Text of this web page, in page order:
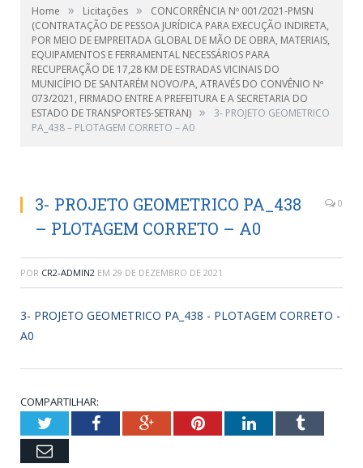
Home » Licitações »
CONCORRÊNCIA Nº 001/2021-PMSN
(CONTRATAÇÃO DE PESSOA JURÍDICA PARA EXECUÇÃO INDIRETA,
POR MEIO DE EMPREITADA GLOBAL DE MÃO DE OBRA, MATERIAIS,
EQUIPAMENTOS E FERRAMENTAL NECESSÁRIOS PARA
RECUPERAÇÃO DE 17,28 KM DE ESTRADAS VICINAIS DO
MUNICÍPIO DE SANTARÉM NOVO/PA, ATRAVÉS DO CONVÊNIO Nº
073/2021, FIRMADO ENTRE A PREFEITURA E A SECRETARIA DO
ESTADO DE TRANSPORTES-SETRAN) »
3- PROJETO GEOMETRICO
PA_438 – PLOTAGEM CORRETO – A0
3- PROJETO GEOMETRICO PA_438
– PLOTAGEM CORRETO – A0
0
POR CR2-ADMIN2 EM 29 DE DEZEMBRO DE 2021
3- PROJETO GEOMETRICO PA_438 - PLOTAGEM CORRETO -
A0
COMPARTILHAR:
TwitterFacebookGoogle+PinterestLinkedInTumblr
Email